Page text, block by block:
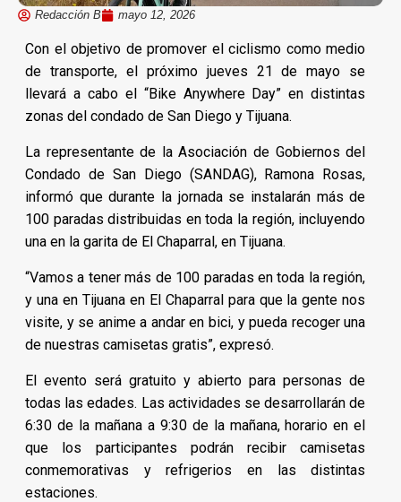
Redacción B mayo 12, 2026
Con el objetivo de promover el ciclismo como medio
de transporte, el próximo jueves 21 de mayo se
llevará a cabo el “Bike Anywhere Day” en distintas
zonas del condado de San Diego y Tijuana.
La representante de la Asociación de Gobiernos del
Condado de San Diego (SANDAG), Ramona Rosas,
informó que durante la jornada se instalarán más de
100 paradas distribuidas en toda la región, incluyendo
una en la garita de El Chaparral, en Tijuana.
“Vamos a tener más de 100 paradas en toda la región,
y una en Tijuana en El Chaparral para que la gente nos
visite, y se anime a andar en bici, y pueda recoger una
de nuestras camisetas gratis”, expresó.
El evento será gratuito y abierto para personas de
todas las edades. Las actividades se desarrollarán de
6:30 de la mañana a 9:30 de la mañana, horario en el
que los participantes podrán recibir camisetas
conmemorativas y refrigerios en las distintas
estaciones.